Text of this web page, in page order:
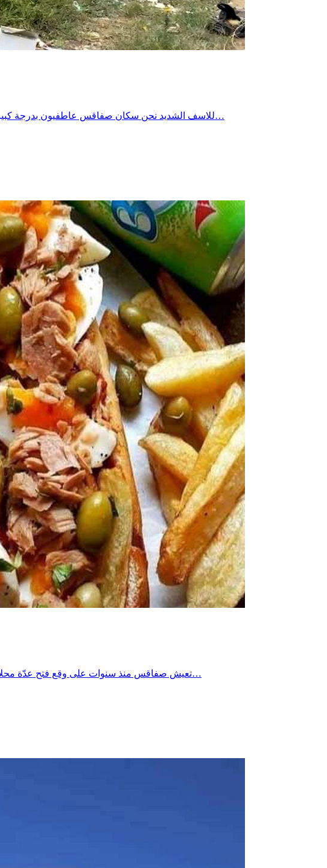
للاسف الشديد نحن سكان صفاقس عاطفيون بدرجة كبيرة نندفع بشراسة كلما دهس القطار احد افراد المجتمع ونصيح وننظم المسيرات ونحتج ونطالب ثمّ فجأة ننطفئ في لمح البصر…
تعيش صفاقس منذ سنوات على وقع فتح عدّة محلات للأكلة السريعة وخاصة للمطاعم سواء الشعبية أو المُصنفة والغريب في الأمر أن اسعار الأكلات المقدمة في هذه المطاعم…